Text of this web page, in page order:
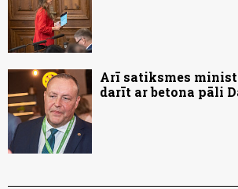
Arī satiksmes
darīt ar betona pāli